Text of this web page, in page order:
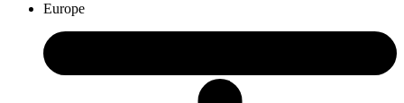
Europe